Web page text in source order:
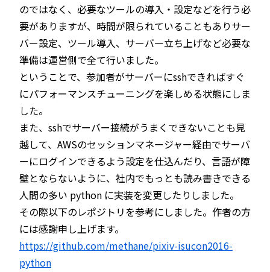
のではなく、必要なツールの導入・設定などを行う必
要がありますが、時間が限られていることもありサー
バー設定、ツール導入、サーバー立ち上げなど必要な
準備は運営側で全て行いました。
ということで、参加者がサーバーにsshできればすぐ
にパフォーマンスチューニングを楽しめる状態にしま
した。
また、sshでサーバー接続がうまくできないことも見
越して、AWSのセッションマネージャー経由でサーバ
ーにログインできるよう設定を仕込んだり、言語が障
壁とならないように、社内でもっとも読み書きできる
人間の多い python に実装を変更したりしました。
その際以下のレポジトリを参考にしました。作者の方
には感謝申し上げます。
https://github.com/methane/pixiv-isucon2016-
python